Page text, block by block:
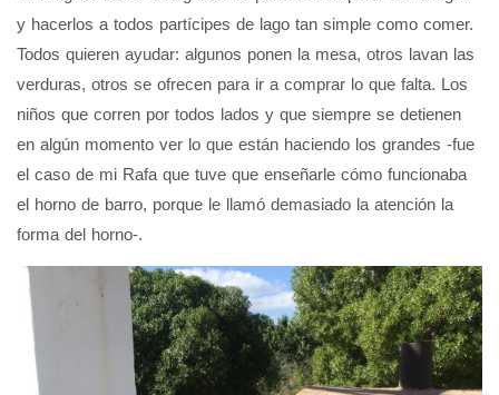
y hacerlos a todos partícipes de lago tan simple como comer.
Todos quieren ayudar: algunos ponen la mesa, otros lavan las
verduras, otros se ofrecen para ir a comprar lo que falta. Los
niños que corren por todos lados y que siempre se detienen
en algún momento ver lo que están haciendo los grandes -fue
el caso de mi Rafa que tuve que enseñarle cómo funcionaba
el horno de barro, porque le llamó demasiado la atención la
forma del horno-.